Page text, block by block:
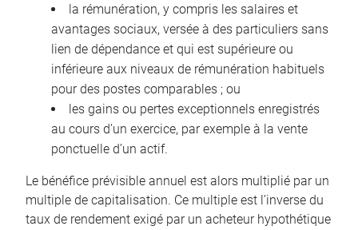
la rémunération, y compris les salaires et
avantages sociaux, versée à des particuliers sans
lien de dépendance et qui est supérieure ou
inférieure aux niveaux de rémunération habituels
pour des postes comparables ; ou
les gains ou pertes exceptionnels enregistrés
au cours d’un exercice, par exemple à la vente
ponctuelle d’un actif.
Le bénéfice prévisible annuel est alors multiplié par un
multiple de capitalisation. Ce multiple est l’inverse du
taux de rendement exigé par un acheteur hypothétique